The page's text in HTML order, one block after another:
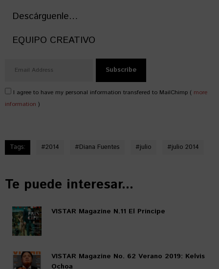
Descárguenle…
EQUIPO CREATIVO
I agree to have my personal information transfered to MailChimp ( more
information )
Tags: #2014 #Diana Fuentes #julio #julio 2014
Te puede interesar...
VISTAR Magazine N.11 El Príncipe
VISTAR Magazine No. 62 Verano 2019: Kelvis
Ochoa